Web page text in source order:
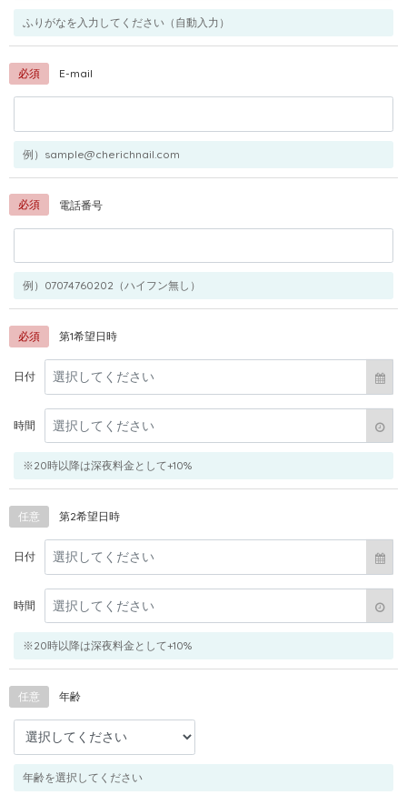
ふりがなを入力してください（自動入力）
E-mail
必須
例）sample@cherichnail.com
電話番号
必須
例）07074760202（ハイフン無し）
第1希望日時
必須
日付
時間
※20時以降は深夜料金として+10%
第2希望日時
任意
日付
時間
※20時以降は深夜料金として+10%
年齢
任意
年齢を選択してください